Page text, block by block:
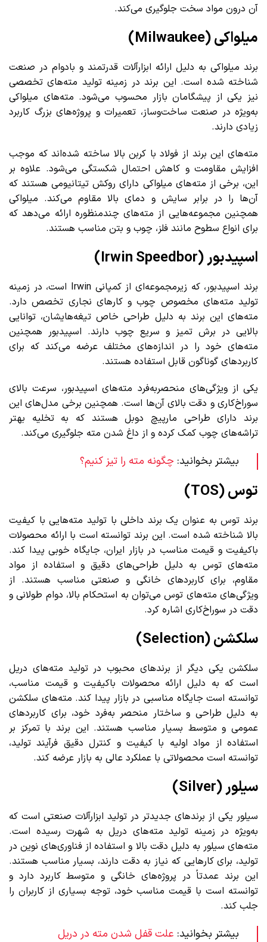
آن درون مواد سخت جلوگیری می‌کند.
میلواکی (Milwaukee)
برند میلواکی به دلیل ارائه ابزارآلات قدرتمند و بادوام در صنعت
شناخته شده است. این برند در زمینه تولید مته‌های تخصصی
نیز یکی از پیشگامان بازار محسوب می‌شود. مته‌های میلواکی
به‌ویژه در صنعت ساخت‌و‌ساز، تعمیرات و پروژه‌های بزرگ کاربرد
زیادی دارند.
مته‌های این برند از فولاد با کربن بالا ساخته شده‌اند که موجب
افزایش مقاومت و کاهش احتمال شکستگی می‌شود. علاوه بر
این، برخی از مته‌های میلواکی دارای روکش تیتانیومی هستند که
آن‌ها را در برابر سایش و دمای بالا مقاوم می‌کند. میلواکی
همچنین مجموعه‌هایی از مته‌های چندمنظوره ارائه می‌دهد که
برای انواع سطوح مانند فلز، چوب و بتن مناسب هستند.
اسپیدبور (Irwin Speedbor)
برند اسپیدبور، که زیرمجموعه‌ای از کمپانی Irwin است، در زمینه
تولید مته‌های مخصوص چوب و کارهای نجاری تخصص دارد.
مته‌های این برند به دلیل طراحی خاص تیغه‌هایشان، توانایی
بالایی در برش تمیز و سریع چوب دارند. اسپیدبور همچنین
مته‌های خود را در اندازه‌های مختلف عرضه می‌کند که برای
کاربردهای گوناگون قابل استفاده هستند.
یکی از ویژگی‌های منحصربه‌فرد مته‌های اسپیدبور، سرعت بالای
سوراخ‌کاری و دقت بالای آن‌ها است. همچنین برخی مدل‌های این
برند دارای طراحی مارپیچ دوبل هستند که به تخلیه بهتر
تراشه‌های چوب کمک کرده و از داغ شدن مته جلوگیری می‌کند.
بیشتر بخوانید: چگونه مته را تیز کنیم؟
توس (TOS)
برند توس به عنوان یک برند داخلی با تولید مته‌هایی با کیفیت
بالا شناخته شده است. این برند توانسته است با ارائه محصولات
باکیفیت و قیمت مناسب در بازار ایران، جایگاه خوبی پیدا کند.
مته‌های توس به دلیل طراحی‌های دقیق و استفاده از مواد
مقاوم، برای کاربردهای خانگی و صنعتی مناسب هستند. از
ویژگی‌های مته‌های توس می‌توان به استحکام بالا، دوام طولانی و
دقت در سوراخ‌کاری اشاره کرد.
سلکشن (Selection)
سلکشن یکی دیگر از برندهای محبوب در تولید مته‌های دریل
است که به دلیل ارائه محصولات باکیفیت و قیمت مناسب،
توانسته است جایگاه مناسبی در بازار پیدا کند. مته‌های سلکشن
به دلیل طراحی و ساختار منحصر به‌فرد خود، برای کاربردهای
عمومی و متوسط بسیار مناسب هستند. این برند با تمرکز بر
استفاده از مواد اولیه با کیفیت و کنترل دقیق فرآیند تولید،
توانسته است محصولاتی با عملکرد عالی به بازار عرضه کند.
سیلور (Silver)
سیلور یکی از برندهای جدیدتر در تولید ابزارآلات صنعتی است که
به‌ویژه در زمینه تولید مته‌های دریل به شهرت رسیده است.
مته‌های سیلور به دلیل دقت بالا و استفاده از فناوری‌های نوین در
تولید، برای کارهایی که نیاز به دقت دارند، بسیار مناسب هستند.
این برند عمدتاً در پروژه‌های خانگی و متوسط کاربرد دارد و
توانسته است با قیمت مناسب خود، توجه بسیاری از کاربران را
جلب کند.
بیشتر بخوانید: علت قفل شدن مته در دریل